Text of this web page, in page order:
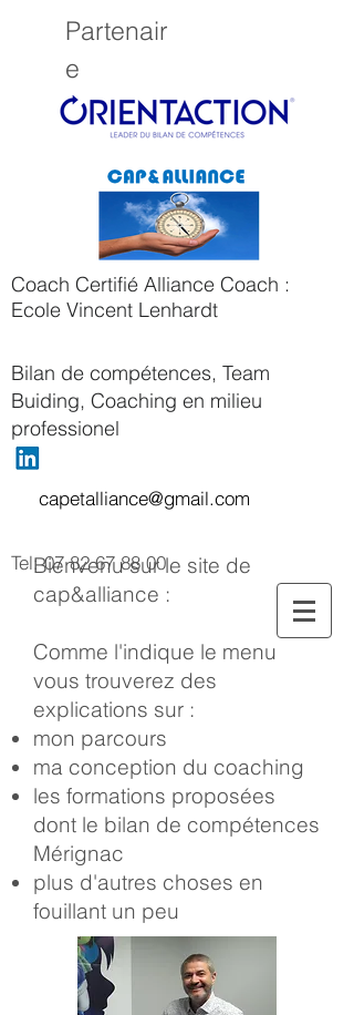
Partenair
e
Coach Certifié Alliance Coach :
Ecole Vincent Lenhardt
Bilan de compétences, Team
Buiding, Coaching en milieu
professionel
capetalliance@gmail.com
Tel:07 82 67 88 00
Bienvenu sur le site de
cap&alliance :
Comme l'indique le menu
vous trouverez des
explications sur :
mon parcours
ma conception du coaching
les formations proposées
dont le bilan de compétences
Mérignac
plus d'autres choses en
fouillant un peu